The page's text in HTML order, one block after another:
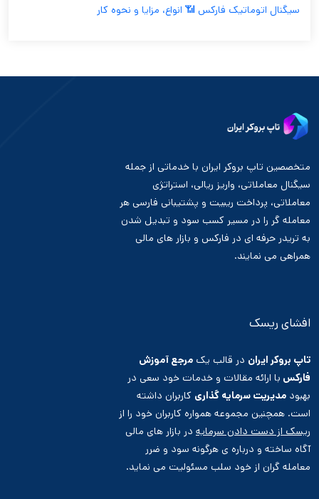
سیگنال اتوماتیک فارکس 📶 انواع، مزایا و نحوه کار
متخصصین تاپ بروکر ایران با خدماتی از جمله
سیگنال معاملاتی، واریز ریالی، استراتژی
معاملاتی، پرداخت ریبیت و پشتیبانی فارسی هر
معامله گر را در مسیر کسب سود و تبدیل شدن
به تریدر حرفه ای در فارکس و بازار های مالی
همراهی می نمایند.
افشای ریسک
تاپ بروکر ایران در قالب یک مرجع آموزش
فارکس با ارائه مقالات و خدمات خود سعی در
بهبود مدیریت سرمایه گذاری کاربران داشته
است. همچنین مجموعه همواره کاربران خود را از
ریسک از دست دادن سرمایه در بازار های مالی
آگاه ساخته و درباره ی هرگونه سود و ضرر
معامله گران از خود سلب مسئولیت می نماید.